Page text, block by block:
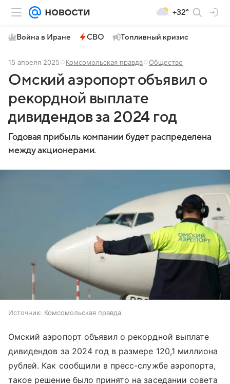
+32°
Война в Иране СВО Топливный кризис
15 апреля 2025 Комсомольская правда Общество
Омский аэропорт объявил о
рекордной выплате
дивидендов за 2024 год
Годовая прибыль компании будет распределена
между акционерами.
Источник: Комсомольская правда
Омский аэропорт объявил о рекордной выплате
дивидендов за 2024 год в размере 120,1 миллиона
рублей. Как сообщили в пресс-службе аэропорта,
такое решение было принято на заседании совета